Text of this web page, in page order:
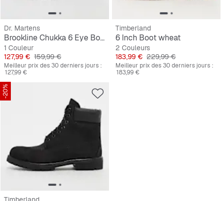
Dr. Martens
Brookline Chukka 6 Eye Boot
1 Couleur
Prix
127,99 € Prix original
159,99 €
Meilleur prix des 30 derniers jours :
127,99 €
Timberland
6 Inch Boot wheat
2 Couleurs
Prix
183,99 € Prix original
229,99 €
Meilleur prix des 30 derniers jours :
183,99 €
-20%